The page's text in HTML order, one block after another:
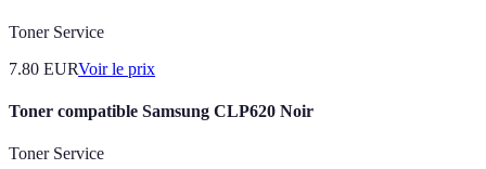
Toner Service
7.80 EURVoir le prix
Toner compatible Samsung CLP620 Noir
Toner Service